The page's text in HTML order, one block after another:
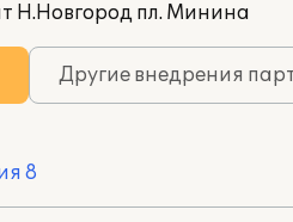
Н.Новгород пл. Минина
Другие внедрения
8